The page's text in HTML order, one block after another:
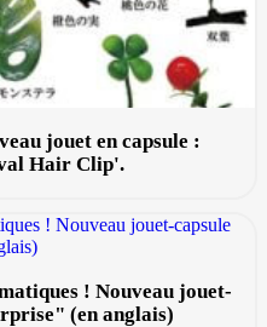
jouet en capsule :
Hair Clip'.
! Nouveau jouet-
(en anglais)